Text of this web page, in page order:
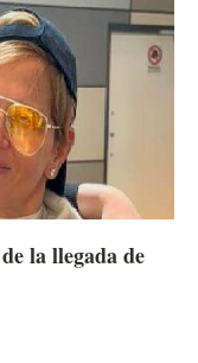
la llegada de